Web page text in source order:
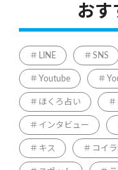
おす
LINE SNS
Youtube
ほくろ占い
インタビュー
キス コイ